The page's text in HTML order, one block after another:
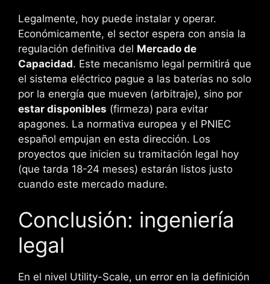
Legalmente, hoy puede instalar y operar.
Económicamente, el sector espera con ansia la
regulación definitiva del Mercado de
Capacidad. Este mecanismo legal permitirá que
el sistema eléctrico pague a las baterías no solo
por la energía que mueven (arbitraje), sino por
estar disponibles (firmeza) para evitar
apagones. La normativa europea y el PNIEC
español empujan en esta dirección. Los
proyectos que inicien su tramitación legal hoy
(que tarda 18-24 meses) estarán listos justo
cuando este mercado madure.
Conclusión: ingeniería
legal
En el nivel Utility-Scale, un error en la definición